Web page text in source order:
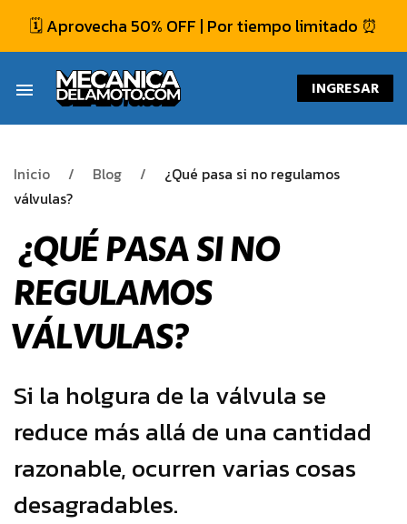
🗓️ Aprovecha 50% OFF | Por tiempo limitado ⏰
menu INGRESAR
Inicio Blog
¿Qué pasa si no regulamos
válvulas?
¿QUÉ PASA SI NO
REGULAMOS
VÁLVULAS?
Si la holgura de la válvula se
reduce más allá de una cantidad
razonable, ocurren varias cosas
desagradables.